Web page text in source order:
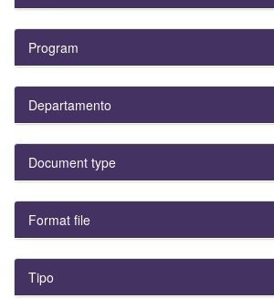
Program
Departamento
Document type
Format file
Tipo